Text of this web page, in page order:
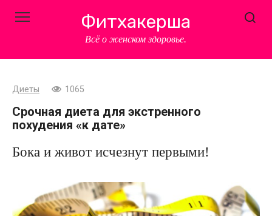
Фитхакерша
Всё о женском здоровье.
Диеты 1065
Срочная диета для экстренного
похудения «к дате»
Бока и живот исчезнут первыми!